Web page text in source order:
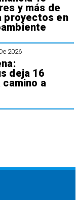
y más de
proyectos en
2026
deja 16
camino a